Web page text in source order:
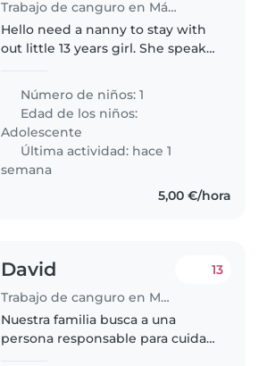
Trabajo de canguro en Málaga
Hello need a nanny to stay with
out little 13 years girl. She speak
Nanny who can sleep overnight
in our place
Número de niños: 1
Edad de los niños:
Adolescente
Última actividad: hace 1
semana
5,00 €/hora
David
Trabajo de canguro en Málaga
13
Nuestra familia busca a una
persona responsable para cuidar